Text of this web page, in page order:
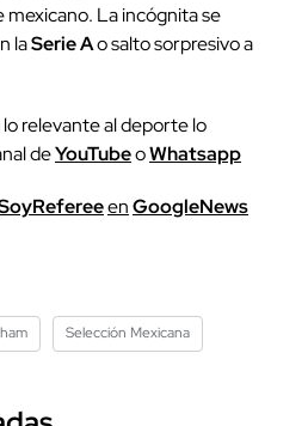
La incógnita se
laSerie Ao salto sorpresivo a
relevante al deporte lo
deYouTubeoWhatsapp
enGoogleNews
Selección Mexicana